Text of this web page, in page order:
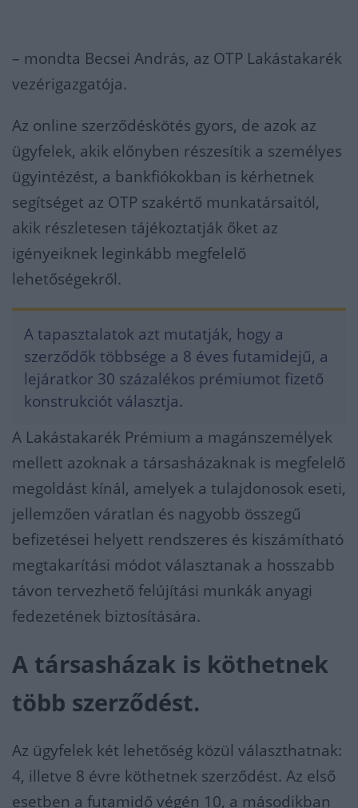
– mondta Becsei András, az OTP Lakástakarék
vezérigazgatója.
Az online szerződéskötés gyors, de azok az
ügyfelek, akik előnyben részesítik a személyes
ügyintézést, a bankfiókokban is kérhetnek
segítséget az OTP szakértő munkatársaitól,
akik részletesen tájékoztatják őket az
igényeiknek leginkább megfelelő
lehetőségekről.
A tapasztalatok azt mutatják, hogy a
szerződők többsége a 8 éves futamidejű, a
lejáratkor 30 százalékos prémiumot fizető
konstrukciót választja.
A Lakástakarék Prémium a magánszemélyek
mellett azoknak a társasházaknak is megfelelő
megoldást kínál, amelyek a tulajdonosok eseti,
jellemzően váratlan és nagyobb összegű
befizetései helyett rendszeres és kiszámítható
megtakarítási módot választanak a hosszabb
távon tervezhető felújítási munkák anyagi
fedezetének biztosítására.
A társasházak is köthetnek
több szerződést.
Az ügyfelek két lehetőség közül választhatnak:
4, illetve 8 évre köthetnek szerződést. Az első
esetben a futamidő végén 10, a másodikban